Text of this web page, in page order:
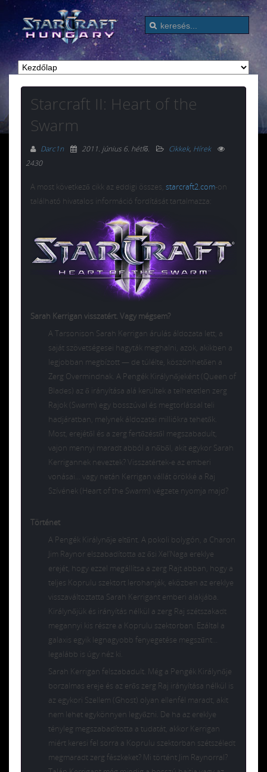
Starcraft II: Heart of the
Swarm
Darc1n 2011. június 6. hétfő. Cikkek, Hírek
2430
A most következő cikk az eddigi összes, starcraft2.com-on
található hivatalos információ fordítását tartalmazza:
Sarah Kerrigan visszatért. Vagy mégsem?
A Tarsonison Sarah Kerrigan árulás áldozata lett, a
saját szövetségesei hagyták meghalni, azok, akikben a
legjobban megbízott — de túlélte, köszönhetően a
Zerg Overmindnak. A Pengék Királynőjeként (Queen of
Blades) az ő irányítása alá kerültek a telhetetlen zerg
Rajok (Swarm) egy bosszúval és megtorlással teli
hadjáratban, melynek áldozatai milliókra tehetők.
Most, erejétől és a zerg fertőzéstől megszabadult,
vajon mennyi maradt abból a nőből, akit egykor Sarah
Kerrigannek neveztek? Visszatértek-e az emberi
vonásai… vagy netán Kerrigan vállát örökké a Raj
Szívének (Heart of the Swarm) végzete nyomja majd?
Történet
A Pengék Királynője eltűnt. A pokoli bolygón, a Charon
Jim Raynor elszabadította az ősi Xel’Naga ereklye
erejét, hogy ezzel megállítsa a zerg Rajt abban, hogy a
teljes Koprulu szektort lerohanják, eközben az ereklye
visszaváltoztatta Sarah Kerrigant emberi alakjába.
Királynőjük és irányítás nélkül a zerg Raj szétszakadt
megannyi kis részre a Koprulu szektorban. Ezáltal a
galaxis egyik legnagyobb fenyegetése megszűnt…
legalább is úgy néz ki.
Sarah Kerrigan felszabadult. Még a Pengék Királynője
borzalmas ereje és az erős zerg Raj irányítása nélkül is
az egykori Szellem (Ghost) olyan ellenfél maradt, akit
nem lehet egykönnyen legyőzni. De ha az ereklye
tényleg megszabadította a tudatát, akkor Kerrigan
miért keresi fel sorra a Koprulu szektorban szétszéledt
megmaradt zerg fészkeket? Mi történt Jim Raynorral?